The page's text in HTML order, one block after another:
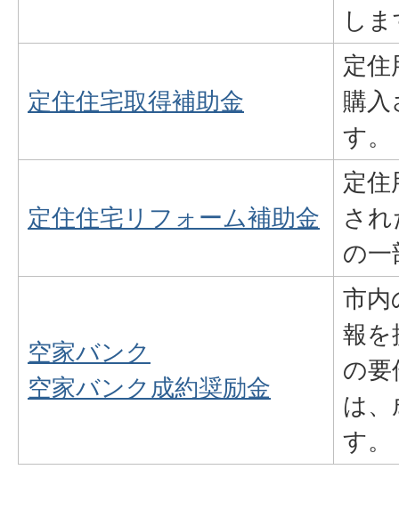
し
定住住宅取得補助金
定
購入
す。
定住住宅リフォーム補助金
定
さ
の一
空家バンク
空家バンク成約奨励金
市内
報を
の要
は
す。